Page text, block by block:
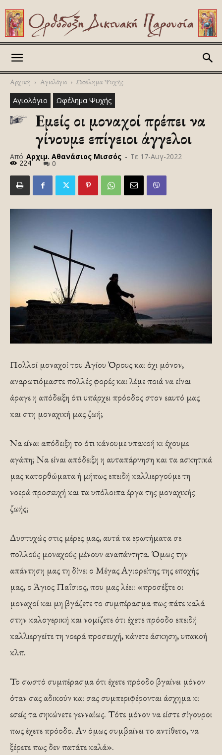
Αρχική Αγιολόγιο Ωφέλημα Ψυχής
Αγιολόγιο Ωφέλημα Ψυχής
Εμείς οι μοναχοί πρέπει να
γίνουμε επίγειοι άγγελοι
Από Αρχιμ. Αθανάσιος Μισσός - Τε 17-Αυγ-2022
224 0
Πολλοί μοναχοί του Αγίου Όρους και όχι μόνον,
αναρωτιόμαστε πολλές φορές και λέμε ποιά να είναι
άραγε η απόδειξη ότι υπάρχει πρόοδος στον εαυτό μας
και στη μοναχική μας ζωή;
Να είναι απόδειξη το ότι κάνουμε υπακοή κι έχουμε
αγάπη; Να είναι απόδειξη η αυταπάρνηση και τα ασκητικά
μας κατορθώματα ή μήπως επειδή καλλιεργούμε τη
νοερά προσευχή και τα υπόλοιπα έργα της μοναχικής
ζωής;
Δυστυχώς στις μέρες μας, αυτά τα ερωτήματα σε
πολλούς μοναχούς μένουν αναπάντητα. Όμως την
απάντηση μας τη δίνει ο Μέγας Αγιορείτης της εποχής
μας, ο Άγιος Παΐσιος, που μας λέει: «προσέξτε οι
μοναχοί και μη βγάζετε το συμπέρασμα πως πάτε καλά
στην καλογερική και νομίζετε ότι έχετε πρόοδο επειδή
καλλιεργείτε τη νοερά προσευχή, κάνετε άσκηση, υπακοή
κλπ.
Το σωστό συμπέρασμα ότι έχετε πρόοδο βγαίνει μόνον
όταν σας αδικούν και σας συμπεριφέρονται άσχημα κι
εσείς τα σηκώνετε γενναίως. Τότε μόνον να είστε σίγουροι
πως έχετε πρόοδο. Αν όμως συμβαίνει το αντίθετο, να
ξέρετε πως δεν πατάτε καλά».